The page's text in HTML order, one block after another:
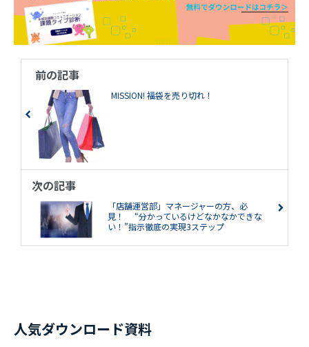
前の記事
MISSION! 福袋を売り切れ！
次の記事
「店舗運営部」マネージャーの方、必
見！ “分かっているけどなかなかできな
い！”指示徹底の実現3ステップ
人気ダウンロード資料